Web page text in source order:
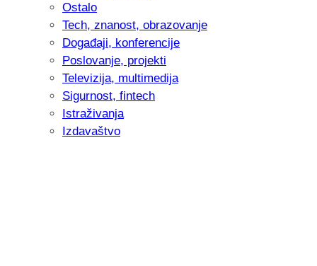
Ostalo
Tech, znanost, obrazovanje
Događaji, konferencije
Poslovanje, projekti
Televizija, multimedija
Sigurnost, fintech
Istraživanja
Izdavaštvo